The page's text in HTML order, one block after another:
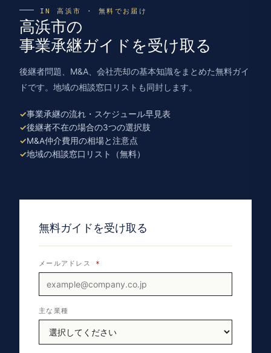
IN 高浜市 · 無料でお届け
高浜市の
事業承継ガイドを受け取る
後継者問題、M&A、会社売却の基本知識をまとめた無料ガイ
ドです。地域の相談窓口リストも同封します。
事業承継の流れ・スケジュール早見表
後継者不在の場合の3つの選択肢
M&A仲介費用の相場と注意点
地域の相談窓口リスト（無料）
無料ガイドを受け取る
メールアドレス *
主な業種